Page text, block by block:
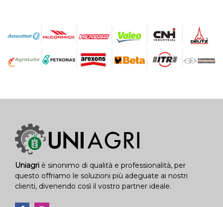
Uniagri è sinonimo di qualità e professionalità, per
questo offriamo le soluzioni più adeguate ai nostri
clienti, divenendo così il vostro partner ideale.